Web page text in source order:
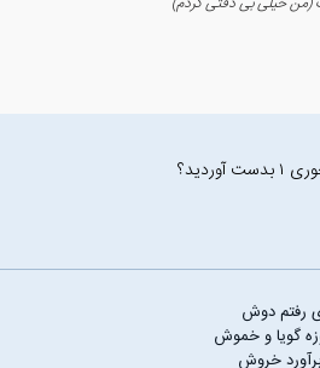
رفتم دوش
گویا و خموش
خروش